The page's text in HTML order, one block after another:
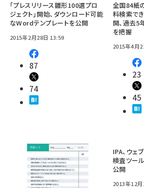
「プレスリリース雛形100選プロ
ジェクト」開始、ダウンロード可能
なWordテンプレートを公開
2015年2月28日 13:59
87
74
全国84紙
料検索でき
開、過去5
を把握
2015年4月
23
45
IPA、ウェ
検査ツー
公開
2013年12